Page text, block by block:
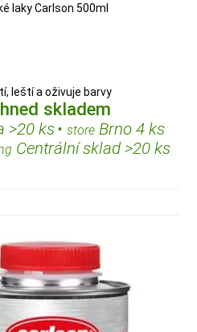
laky Carlson 500ml
leští a oživuje barvy
skladem
>20 ks• storeBrno 4 ks
Centrální sklad >20 ks